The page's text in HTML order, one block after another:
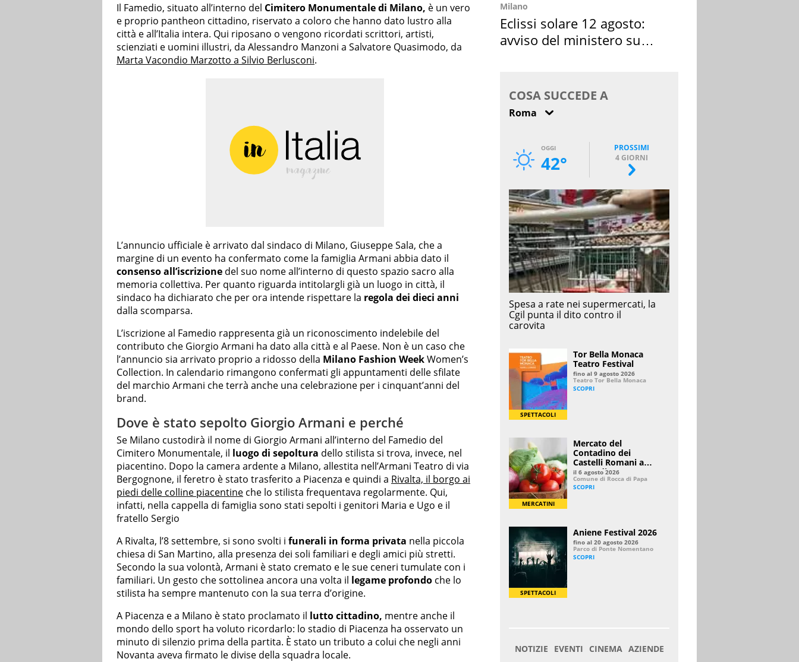
Il Famedio, situato all’interno del Cimitero Monumentale di Milano, è un vero
e proprio pantheon cittadino, riservato a coloro che hanno dato lustro alla
città e all’Italia intera. Qui riposano o vengono ricordati scrittori, artisti,
scienziati e uomini illustri, da Alessandro Manzoni a Salvatore Quasimodo, da
Marta Vacondio Marzotto a Silvio Berlusconi.
L’annuncio ufficiale è arrivato dal sindaco di Milano, Giuseppe Sala, che a
margine di un evento ha confermato come la famiglia Armani abbia dato il
consenso all’iscrizione del suo nome all’interno di questo spazio sacro alla
memoria collettiva. Per quanto riguarda intitolargli già un luogo in città, il
sindaco ha dichiarato che per ora intende rispettare la regola dei dieci anni
dalla scomparsa.
L’iscrizione al Famedio rappresenta già un riconoscimento indelebile del
contributo che Giorgio Armani ha dato alla città e al Paese. Non è un caso che
l’annuncio sia arrivato proprio a ridosso della Milano Fashion WeekWomen’s
Collection. In calendario rimangono confermati gli appuntamenti delle sfilate
del marchio Armani che terrà anche una celebrazione per i cinquant’anni del
brand.
Dove è stato sepolto Giorgio Armani e perché
Se Milano custodirà il nome di Giorgio Armani all’interno del Famedio del
Cimitero Monumentale, il luogo di sepoltura dello stilista si trova, invece, nel
piacentino. Dopo la camera ardente a Milano, allestita nell’Armani Teatro di via
Bergognone, il feretro è stato trasferito a Piacenza e quindi a Rivalta, il borgo ai
piedi delle colline piacentine che lo stilista frequentava regolarmente. Qui,
infatti, nella cappella di famiglia sono stati sepolti i genitori Maria e Ugo e il
fratello Sergio
A Rivalta, l’8 settembre, si sono svolti i funerali in forma privata nella piccola
chiesa di San Martino, alla presenza dei soli familiari e degli amici più stretti.
Secondo la sua volontà, Armani è stato cremato e le sue ceneri tumulate con i
familiari. Un gesto che sottolinea ancora una volta il legame profondo che lo
stilista ha sempre mantenuto con la sua terra d’origine.
A Piacenza e a Milano è stato proclamato il lutto cittadino, mentre anche il
mondo dello sport ha voluto ricordarlo: lo stadio di Piacenza ha osservato un
minuto di silenzio prima della partita. È stato un tributo a colui che negli anni
Novanta aveva firmato le divise della squadra locale.
Milano
Eclissi solare 12 agosto:
avviso del ministero su